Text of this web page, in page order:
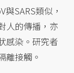
SARS類似，
人的傳播，亦
感染。研究者
離接觸。